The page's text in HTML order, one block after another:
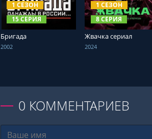
1 СЕЗОН
15 СЕРИЯ
Бригада
2002
1 СЕЗОН
8 СЕРИЯ
Жвачка сериал
2024
0 КОММЕНТАРИЕВ